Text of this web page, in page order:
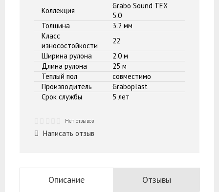
Коллекция
Grabo Sound TEX
5.0
Толщина
3.2 мм
Класс
износостойкости
22
Ширина рулона
2.0 м
Длина рулона
25 м
Теплый пол
совместимо
Производитель
Graboplast
Срок службы
5 лет
Нет отзывов
Написать отзыв
Описание Отзывы